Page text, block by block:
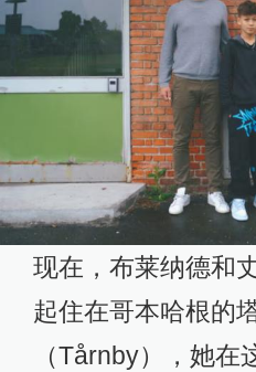
现在，布莱纳德和
起住在哥本哈根的
（Tårnby），她在